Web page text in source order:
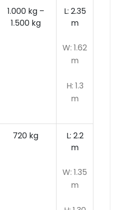
1.000 kg –
1.500 kg
L: 2.35
m
W: 1.62
m
H: 1.3
m
720 kg
L: 2.2
m
W: 1.35
m